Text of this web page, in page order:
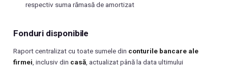
respectiv suma rămasă de amortizat
Fonduri disponibile
Raport centralizat cu toate sumele din conturile bancare ale
firmei , inclusiv din casă, actualizat până la data ultimului